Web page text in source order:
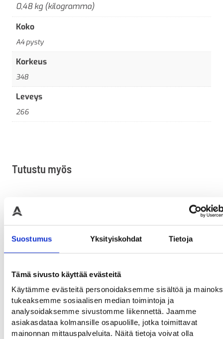
Suostumus Yksityiskohdat Tietoja
Tämä sivusto käyttää evästeitä
Käytämme evästeitä personoidaksemme sisältöä ja
tukeaksemme sosiaalisen median toimintoja ja
analysoidaksemme sivustomme liikennettä. Jaamme
asiakasdataa kolmansille osapuolille, jotka toimittavat
mainonnan mittauspalveluita. Näitä tietoja voivat olla
0,48 kg (kilogramma)
Koko
A4 pysty
Korkeus
348
Leveys
266
Tutustu myös
Nauha-aita ALA 10
Nauhapylväs 3,5 m mustalla
nauhalla
Infotauluteline A3 vaaka
GLS 45
Lisävaruste
nauhapylvääseen